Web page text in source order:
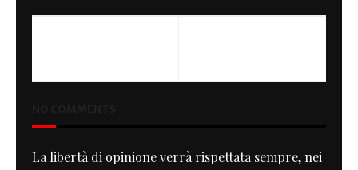
La libertà di opinione verrà rispettata sempre, nei